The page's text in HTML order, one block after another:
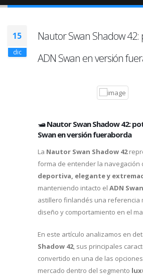
15
dic
Nautor Swan Shadow 42:
ADN Swan en versión
🛥️Nautor Swan Shadow 42:
Swan en versión fueraborda
La Nautor Swan Shadow 42
forma de entender la navegación
deportiva, elegante y
manteniendo intacto el ADN Swan
astillero finlandés una referencia
diseño y comportamiento en el
En este artículo analizamos en
Shadow 42, sus principales
convertido en una de las
mercado dentro del segmento